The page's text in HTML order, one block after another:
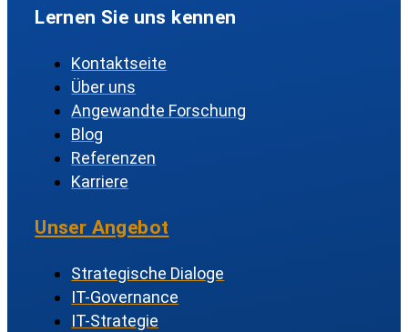
Lernen Sie uns kennen
Kontaktseite
Über uns
Angewandte Forschung
Blog
Referenzen
Karriere
Unser Angebot
Strategische Dialoge
IT-Governance
IT-Strategie